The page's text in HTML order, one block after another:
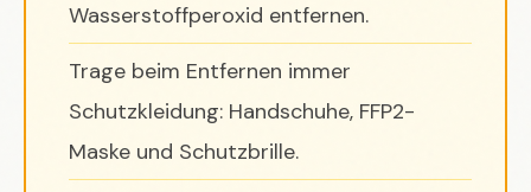
Wasserstoffperoxid entfernen.
Trage beim Entfernen immer
Schutzkleidung: Handschuhe, FFP2-
Maske und Schutzbrille.